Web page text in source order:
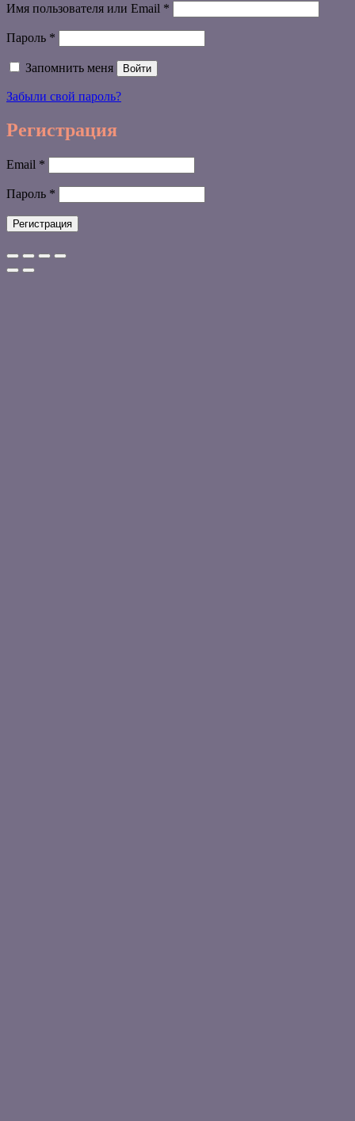
Имя пользователя или Email *
Пароль *
Запомнить меня Войти
Забыли свой пароль?
Регистрация
Email *
Пароль *
Регистрация